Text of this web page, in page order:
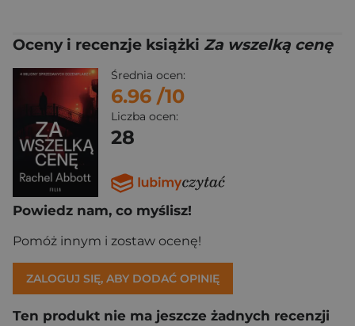
Oceny i recenzje książki Za wszelką cenę
Średnia ocen:
6.96 /10
Liczba ocen:
28
Powiedz nam, co myślisz!
Pomóż innym i zostaw ocenę!
ZALOGUJ SIĘ, ABY DODAĆ OPINIĘ
Ten produkt nie ma jeszcze żadnych recenzji